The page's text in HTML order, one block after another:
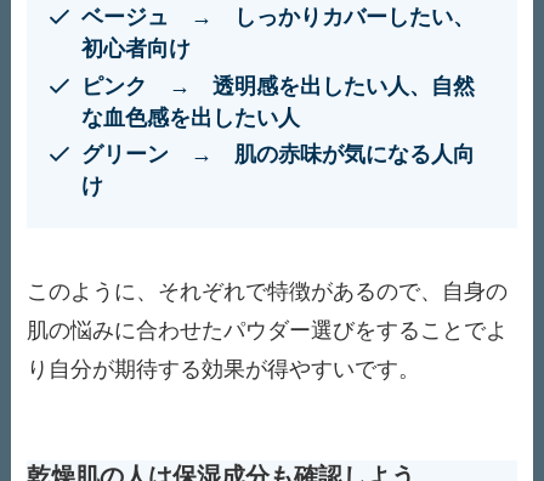
ベージュ →
しっかりカバーしたい、
初心者向け
ピンク →透明感を出したい人、自然
な血色感を出したい人
グリーン → 肌の赤味が気になる人向
け
このように、それぞれで特徴があるので、自身の
肌の悩みに合わせたパウダー選びをすることでよ
り自分が期待する効果が得やすいです。